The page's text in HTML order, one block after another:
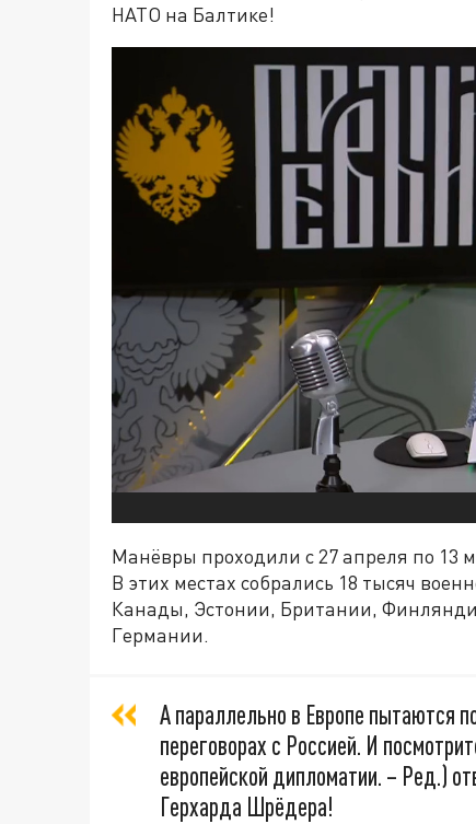
НАТО на Балтике!
Манёвры проходили с 27 апреля по 13
В этих местах собрались 18 тысяч
Канады, Эстонии, Британии,
Германии.
А параллельно в Европе пытаются
переговорах с Россией. И
европейской дипломатии. – Ред.)
Герхарда Шрёдера!